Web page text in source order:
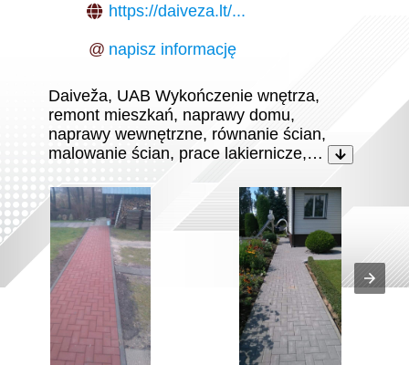
https://daiveza.lt/...
@ napisz informację
Daiveža, UAB Wykończenie wnętrza,
remont mieszkań, naprawy domu,
naprawy wewnętrzne, równanie ścian,
malowanie ścian, prace lakiernicze,…